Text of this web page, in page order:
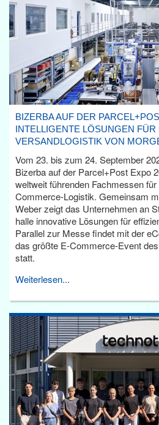
BIZERBA AUF DER
INTELLIGENTE LÖSUNGEN FÜR
VERSANDLOGISTIK VON
Vom 23. bis zum 24. September
Bizerba auf der Parcel+Post Expo
weltweit führenden Fachmessen
Commerce-Logistik. Gemeinsam
Weber zeigt das Unternehmen an
halle innovative Lösungen für
Parallel zur Messe findet mit der
das größte E-Commerce-Event
statt.
Weiterlesen...